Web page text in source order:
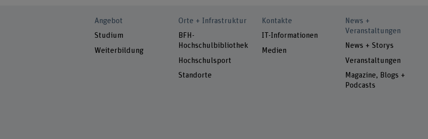
Angebot
Studium
Weiterbildung
Orte + Infrastruktur
BFH-
Hochschulbibliothek
Hochschulsport
Standorte
Kontakte
IT-Informationen
Medien
News +
Veranstaltungen
News + Storys
Veranstaltungen
Magazine, Blogs +
Podcasts